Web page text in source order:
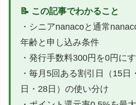
📝 この記事でわかること
・シニアnanacoと通常
年齢と申し込み条件
・発行手数料300円を0円に
・毎月5回ある割引日（15日
日・28日）の使い分け